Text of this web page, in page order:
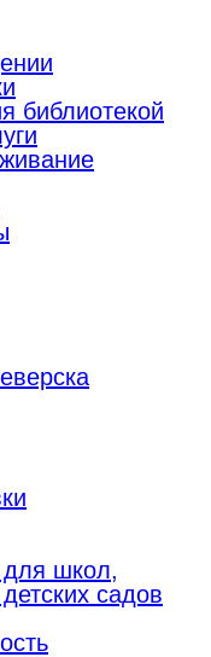
библиотекой
школ,
садов